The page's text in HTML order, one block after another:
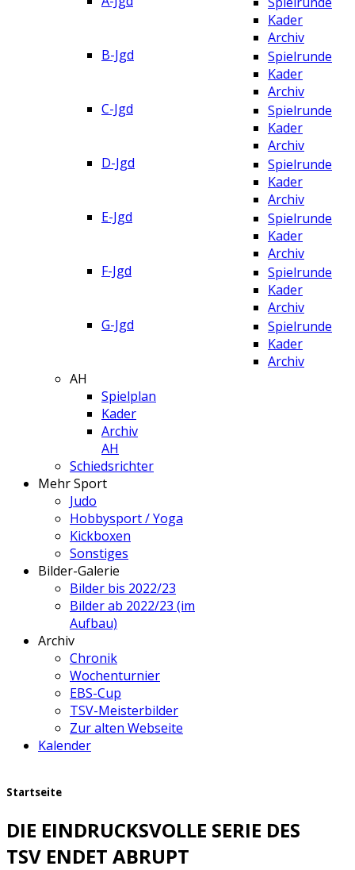
Kader
Archiv
B-Jgd
Spielrunde
Kader
Archiv
C-Jgd
Spielrunde
Kader
Archiv
D-Jgd
Spielrunde
Kader
Archiv
E-Jgd
Spielrunde
Kader
Archiv
F-Jgd
Spielrunde
Kader
Archiv
G-Jgd
Spielrunde
Kader
Archiv
AH
Spielplan
Kader
Archiv
AH
Schiedsrichter
Mehr Sport
Judo
Hobbysport / Yoga
Kickboxen
Sonstiges
Bilder-Galerie
Bilder bis 2022/23
Bilder ab 2022/23 (im
Aufbau)
Archiv
Chronik
Wochenturnier
EBS-Cup
TSV-Meisterbilder
Zur alten Webseite
Kalender
Startseite
DIE EINDRUCKSVOLLE SERIE DES
TSV ENDET ABRUPT